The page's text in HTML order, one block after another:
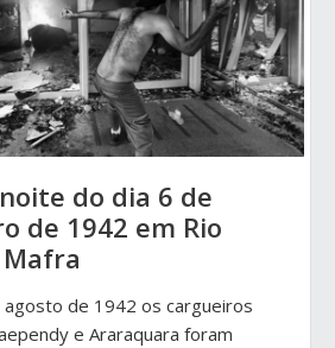
do dia 6 de
de 1942 em Rio
agosto de 1942 os cargueiros
e Araraquara foram